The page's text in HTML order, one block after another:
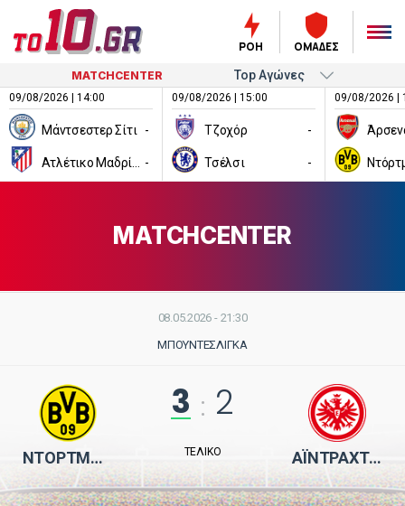
ΡΟΗ ΟΜΑΔΕΣ
MATCHCENTER
09/08/2026 | 14:00
Μάντσεστερ Σίτι -
-
09/08/2026 | 15:00
Τζοχόρ -
Τσέλσι -
09/08/2026 |
MATCHCENTER
08.05.2026 - 21:30
ΜΠΟΥΝΤΕΣΛΊΓΚΑ
ΝΤΌΡΤΜΟΥΝΤ
3 : 2
ΤΕΛΙΚΌ ΆΙΝΤΡΑΧΤ ΦΡΑΝΚΦΟΎΡΤΗΣ